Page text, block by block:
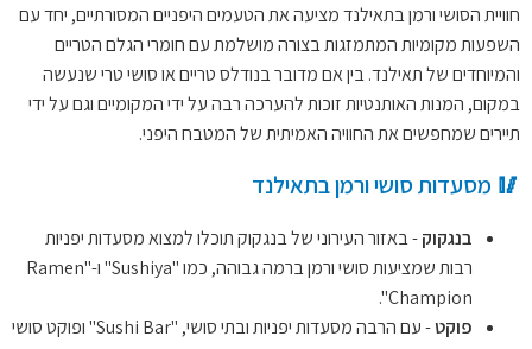
חוויית הסושי ורמן בתאילנד מציעה את הטעמים היפניים המסורתיים, יחד עם
השפעות מקומיות המתמזגות בצורה מושלמת עם חומרי הגלם הטריים
והמיוחדים של תאילנד. בין אם מדובר בנודלס טריים או סושי טרי שנעשה
במקום, המנות האותנטיות זוכות להערכה רבה על ידי המקומיים וגם על ידי
תיירים שמחפשים את החוויה האמיתית של המטבח היפני.
🥢 מסעדות סושי ורמן בתאילנד
בנגקוק- באזור העירוני של בנגקוק תוכלו למצוא מסעדות יפניות
רבות שמציעות סושי ורמן ברמה גבוהה, כמו "Sushiya" ו-"Ramen
Champion".
פוקט
- עם הרבה מסעדות יפניות ובתי סושי, "Sushi Bar" ופוקט סושי